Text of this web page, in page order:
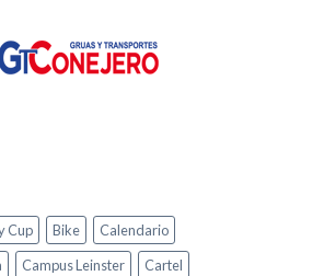
Cup Bike
Calendario
Campus Leinster
Cartel